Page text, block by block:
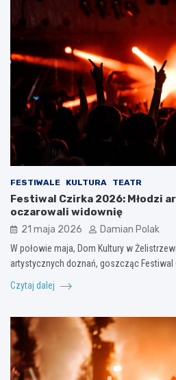
FESTIWALE KULTURA TEATR
Festiwal Czirka 2026: Młodzi
oczarowali widownię
21 maja 2026 Damian Polak
W połowie maja, Dom Kultury w
artystycznych doznań, goszcząc Festiwal
Czytaj dalej